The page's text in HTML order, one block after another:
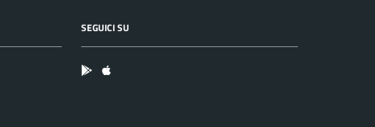
SEGUICI SU
App Android
App IOS